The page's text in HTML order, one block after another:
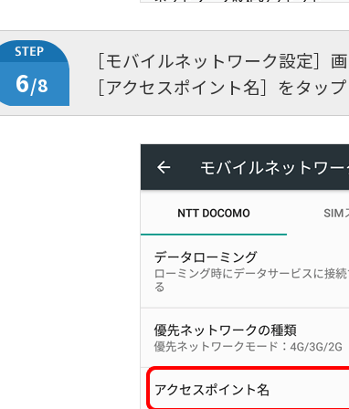
6/8
［モバイルネットワーク設定］
［アクセスポイント名］をタップ